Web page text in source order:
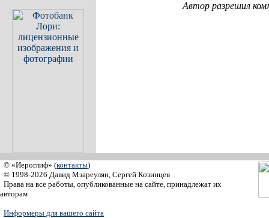
Автор разрешил
© «Иероглиф» (контакты)
© 1998-2026 Давид Мзареулян, Сергей Козинцев
Права на все работы, опубликованные на сайте, принадлежат их
авторам
Информеры для вашего сайта